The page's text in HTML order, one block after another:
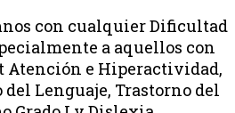
con cualquier Dificultad
a aquellos con
Atención e Hiperactividad,
Lenguaje, Trastorno del